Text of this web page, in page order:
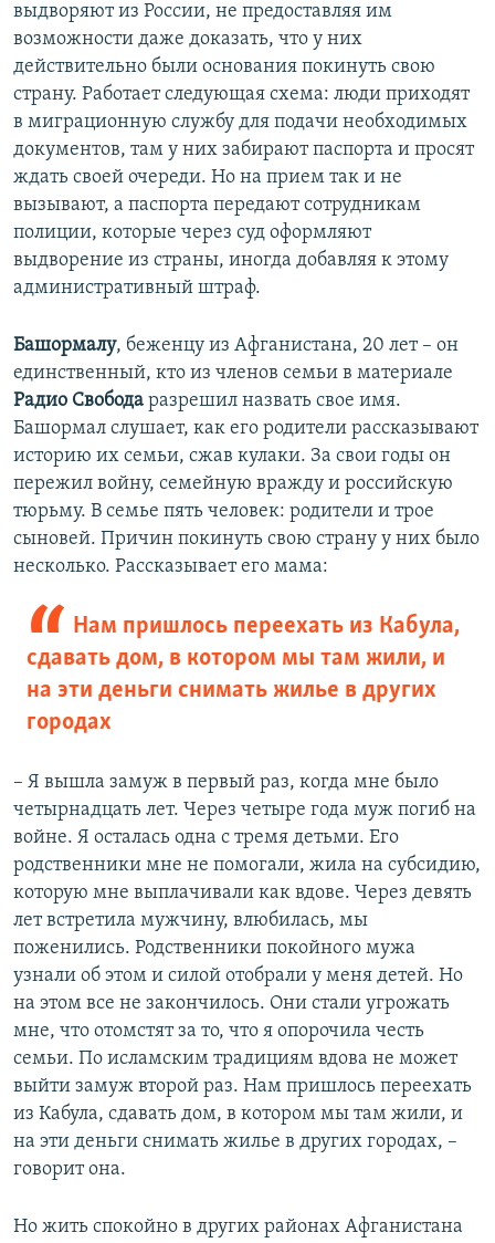
выдворяют из России, не предоставляя им
возможности даже доказать, что у них
действительно были основания покинуть свою
страну. Работает следующая схема: люди приходят
в миграционную службу для подачи необходимых
документов, там у них забирают паспорта и просят
ждать своей очереди. Но на прием так и не
вызывают, а паспорта передают сотрудникам
полиции, которые через суд оформляют
выдворение из страны, иногда добавляя к этому
административный штраф.
Башормалу, беженцу из Афганистана, 20 лет – он
единственный, кто из членов семьи в материале
Радио Свобода разрешил назвать свое имя.
Башормал слушает, как его родители рассказывают
историю их семьи, сжав кулаки. За свои годы он
пережил войну, семейную вражду и российскую
тюрьму. В семье пять человек: родители и трое
сыновей. Причин покинуть свою страну у них было
несколько. Рассказывает его мама:
Нам пришлось переехать из Кабула,
сдавать дом, в котором мы там жили, и
на эти деньги снимать жилье в других
городах
– Я вышла замуж в первый раз, когда мне было
четырнадцать лет. Через четыре года муж погиб на
войне. Я осталась одна с тремя детьми. Его
родственники мне не помогали, жила на субсидию,
которую мне выплачивали как вдове. Через девять
лет встретила мужчину, влюбилась, мы
поженились. Родственники покойного мужа
узнали об этом и силой отобрали у меня детей. Но
на этом все не закончилось. Они стали угрожать
мне, что отомстят за то, что я опорочила честь
семьи. По исламским традициям вдова не может
выйти замуж второй раз. Нам пришлось переехать
из Кабула, сдавать дом, в котором мы там жили, и
на эти деньги снимать жилье в других городах, –
говорит она.
Но жить спокойно в других районах Афганистана